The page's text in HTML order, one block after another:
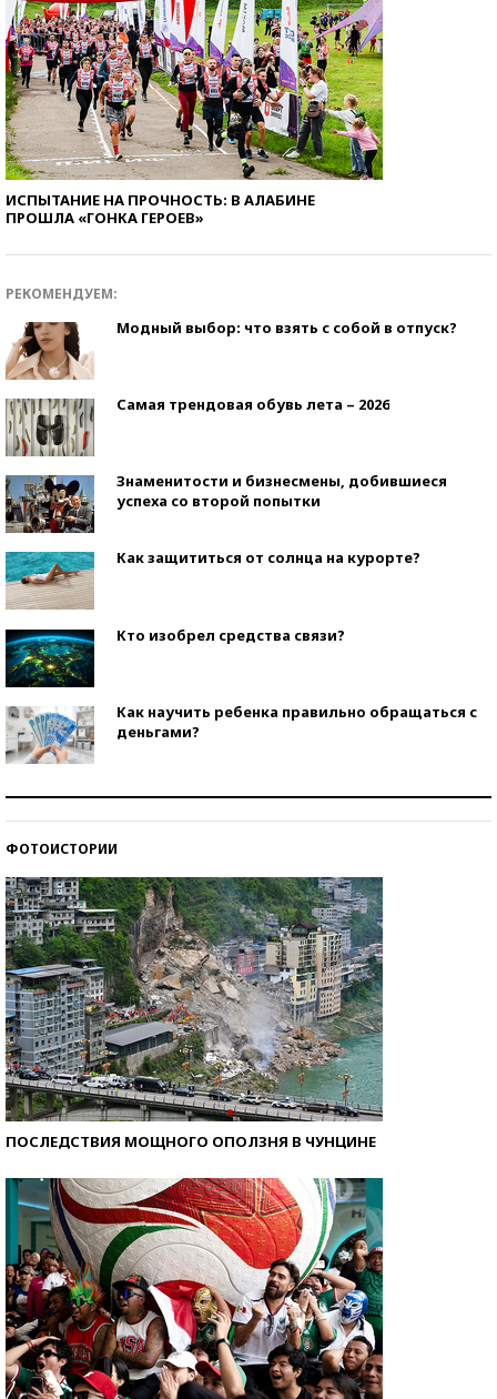
ИСПЫТАНИЕ НА ПРОЧНОСТЬ: В АЛАБИНЕ
ПРОШЛА «ГОНКА ГЕРОЕВ»
РЕКОМЕНДУЕМ:
Модный выбор: что взять с собой в отпуск?
Самая трендовая обувь лета – 2026
Знаменитости и бизнесмены, добившиеся
успеха со второй попытки
Как защититься от солнца на курорте?
Кто изобрел средства связи?
Как научить ребенка правильно обращаться с
деньгами?
ФОТОИСТОРИИ
ПОСЛЕДСТВИЯ МОЩНОГО ОПОЛЗНЯ В ЧУНЦИНЕ